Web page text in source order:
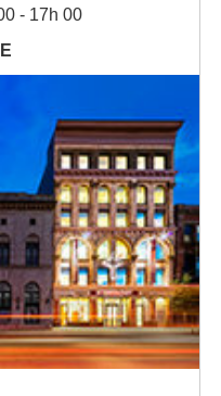
- 17h 00